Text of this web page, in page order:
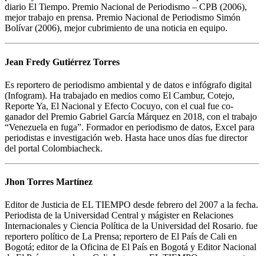
diario El Tiempo. Premio Nacional de Periodismo – CPB (2006),
mejor trabajo en prensa. Premio Nacional de Periodismo Simón
Bolívar (2006), mejor cubrimiento de una noticia en equipo.
Jean Fredy Gutiérrez Torres
Es reportero de periodismo ambiental y de datos e infógrafo digital
(Infogram). Ha trabajado en medios como El Cambur, Cotejo,
Reporte Ya, El Nacional y Efecto Cocuyo, con el cual fue co-
ganador del Premio Gabriel García Márquez en 2018, con el trabajo
“Venezuela en fuga”. Formador en periodismo de datos, Excel para
periodistas e investigación web. Hasta hace unos días fue director
del portal Colombiacheck.
Jhon Torres Martínez
Editor de Justicia de EL TIEMPO desde febrero del 2007 a la fecha.
Periodista de la Universidad Central y mágister en Relaciones
Internacionales y Ciencia Política de la Universidad del Rosario. fue
reportero político de La Prensa; reportero de El País de Cali en
Bogotá; editor de la Oficina de El País en Bogotá y Editor Nacional